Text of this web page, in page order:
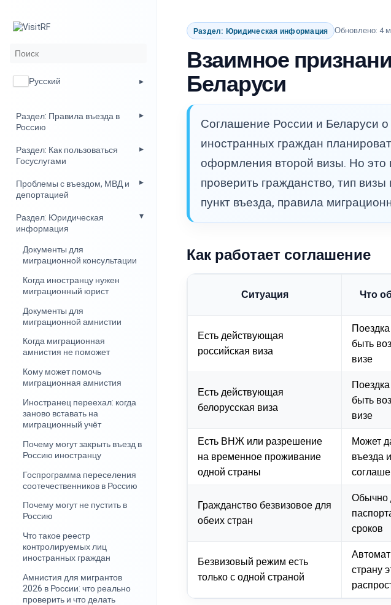
Русский
Раздел: Правила въезда в
Россию
Раздел: Как пользоваться
Госуслугами
Проблемы с въездом, МВД и
депортацией
Раздел: Юридическая
информация
Документы для
миграционной консультации
Когда иностранцу нужен
миграционный юрист
Документы для
миграционной амнистии
Когда миграционная
амнистия не поможет
Кому может помочь
миграционная амнистия
Иностранец переехал: когда
заново вставать на
миграционный учёт
Почему могут закрыть въезд в
Россию иностранцу
Госпрограмма переселения
соотечественников в Россию
Почему могут не пустить в
Россию
Что такое реестр
контролируемых лиц
иностранных граждан
Амнистия для мигрантов
2026 в России: что реально
проверить и что делать
Раздел: Юридическая информация Обновлено: 4
Взаимное
Беларуси
Соглашение России и Беларуси о
иностранных граждан
оформления второй визы. Но это
проверить гражданство, тип
пункт въезда, правила
Как работает соглашение
Ситуация Что
Есть действующая
российская виза
быть
визе
Есть действующая
белорусская виза
быть
визе
Есть ВНЖ или разрешение
на временное проживание
одной страны
Может
въезда
Гражданство безвизовое для
обеих стран
Обычно
сроков
Безвизовый режим есть
только с одной страной
страну